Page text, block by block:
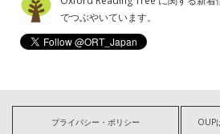
でつぶやいています。
プライバシー・ポリシー